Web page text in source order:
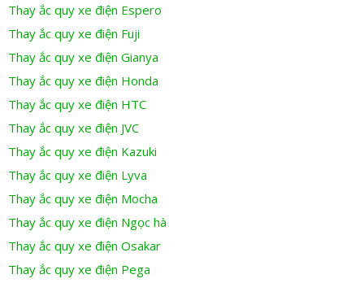
Thay ắc quy xe điện Espero
Thay ắc quy xe điện Fuji
Thay ắc quy xe điện Gianya
Thay ắc quy xe điện Honda
Thay ắc quy xe điện HTC
Thay ắc quy xe điện JVC
Thay ắc quy xe điện Kazuki
Thay ắc quy xe điện Lyva
Thay ắc quy xe điện Mocha
Thay ắc quy xe điện Ngọc hà
Thay ắc quy xe điện Osakar
Thay ắc quy xe điện Pega